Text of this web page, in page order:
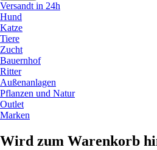
Versandt in 24h
Hund
Katze
Tiere
Zucht
Bauernhof
Ritter
Außenanlagen
Pflanzen und Natur
Outlet
Marken
Wird zum Warenkorb